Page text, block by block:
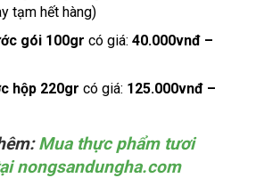
tạm hết hàng)
gói 100gr có giá: 40.000vnđ –
hộp 220gr có giá: 125.000vnđ –
Mua thực phẩm tươi
nongsandungha.com